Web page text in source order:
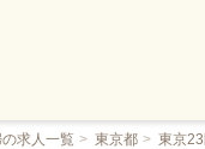
求人一覧 東京都 東京